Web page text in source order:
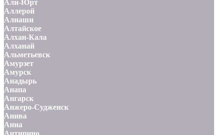
Али-Юрт
Аллерой
Алнаши
Алтайское
Алхан-Кала
Алханай
Альметьевск
Амурзет
Амурск
Анадырь
Анапа
Ангарск
Анжеро-Судженск
Анива
Анна
Антипино